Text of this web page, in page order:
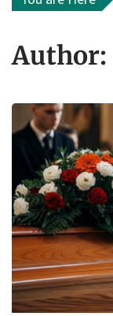
Author: